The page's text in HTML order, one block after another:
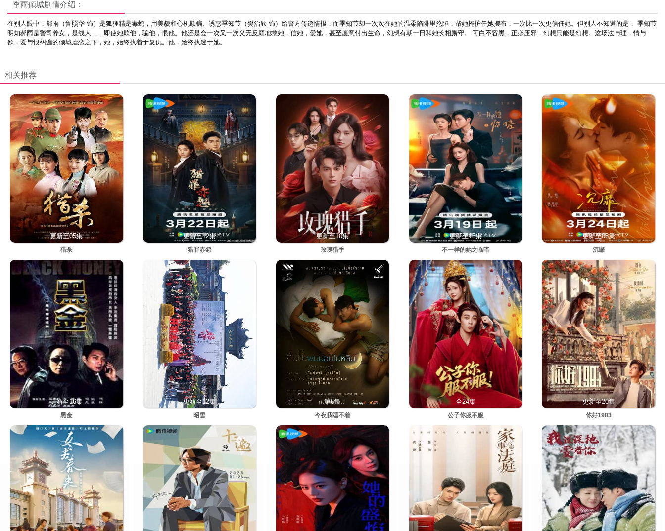
季雨倾城剧情介绍：
在别人眼中，郝雨（鲁照华 饰）是狐狸精是毒蛇，用美貌和心机欺骗、诱惑季知节（樊治欣 饰）给警方传递情报，而季知节却一次次在她的温柔陷阱里沦陷，帮她掩护任她摆布，一次比一次更信任她。 但别人不知道的是， 季知节
明知郝雨是警司养女，是线人……即使她欺他，骗他，恨他。他还是会一次又一次义无反顾地救她，信她，爱她，甚至愿意付出生命，幻想有朝一日和她长相厮守。 可白不容黑，正必压邪，幻想只能是幻想。这场法与理，情与
欲，爱与恨纠缠的倾城虐恋之下，她，始终执着于复仇。他，始终执迷于她。
相关推荐
更新至05集
猎杀
更新至12集
猎罪赤怨
更新至10集
玫瑰猎手
更新至15集
不一样的她之临暗
更新至08集
沉靡
更新至16集
黑金
更新至12集
昭雪
第6集
今夜我睡不着
全24集
公子你服不服
更新至20集
你好1983